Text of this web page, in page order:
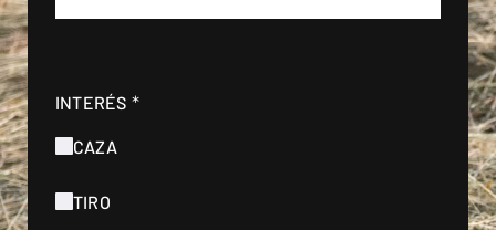
INTERÉS *
CAZA
TIRO